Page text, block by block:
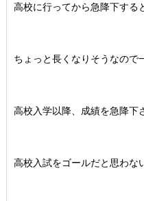
高校に行ってから急降下する
ちょっと長くなりそうなので
高校入学以降、成績を急降下
高校入試をゴールだと思わな